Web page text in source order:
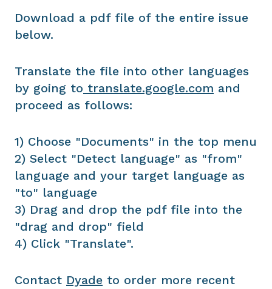
Download a pdf file of the entire issue
below.
Translate the file into other languages
by going to translate.google.com and
proceed as follows:
1) Choose "Documents" in the top menu
2) Select "Detect language" as "from"
language and your target language as
"to" language
3) Drag and drop the pdf file into the
"drag and drop" field
4) Click "Translate".
Contact Dyade to order more recent